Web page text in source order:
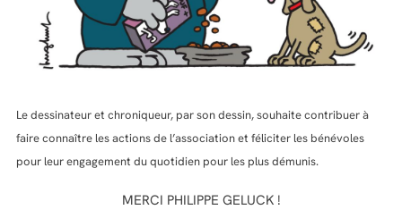
Le dessinateur et chroniqueur, par son dessin, souhaite contribuer à
faire connaître les actions de l’association et féliciter les bénévoles
pour leur engagement du quotidien pour les plus démunis.
MERCI PHILIPPE GELUCK !